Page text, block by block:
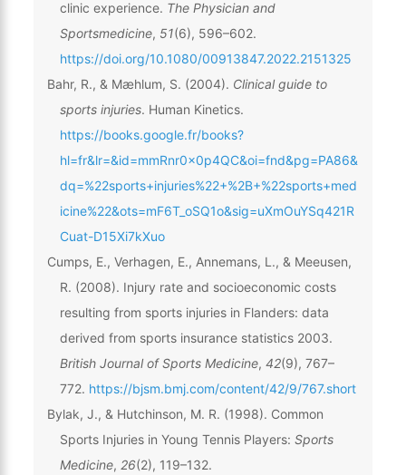
clinic experience. The Physician and
Sportsmedicine, 51(6), 596–602.
https://doi.org/10.1080/00913847.2022.2151325
Bahr, R., & Mæhlum, S. (2004). Clinical guide to
sports injuries. Human Kinetics.
https://books.google.fr/books?
hl=fr&lr=&id=mmRnr0x0p4QC&oi=fnd&pg=PA86&
dq=%22sports+injuries%22+%2B+%22sports+med
icine%22&ots=mF6T_oSQ1o&sig=uXmOuYSq421R
Cuat-D15Xi7kXuo
Cumps, E., Verhagen, E., Annemans, L., & Meeusen,
R. (2008). Injury rate and socioeconomic costs
resulting from sports injuries in Flanders: data
derived from sports insurance statistics 2003.
British Journal of Sports Medicine, 42(9), 767–
772. https://bjsm.bmj.com/content/42/9/767.short
Bylak, J., & Hutchinson, M. R. (1998). Common
Sports Injuries in Young Tennis Players: Sports
Medicine, 26(2), 119–132.